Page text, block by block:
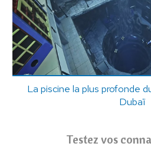
La piscine la plus profonde
Dubaï
Testez vos